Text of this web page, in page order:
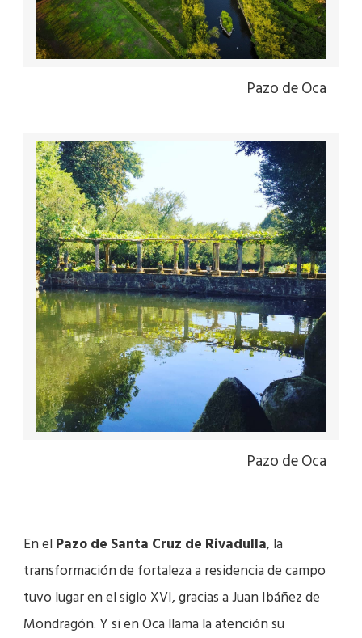
Pazo de Oca
Pazo de Oca
En elPazo de Santa Cruz de Rivadulla, la
transformación de fortaleza a residencia de campo
tuvo lugar en el siglo XVI, gracias a Juan Ibáñez de
Mondragón. Y si en Oca llama la atención su